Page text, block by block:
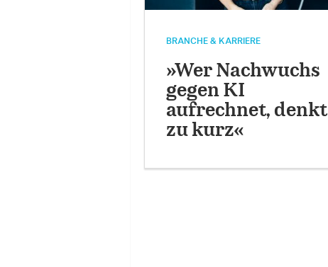
BRANCHE & KARRIERE
»Wer Nachwuchs
gegen KI
aufrechnet, denkt
zu kurz«